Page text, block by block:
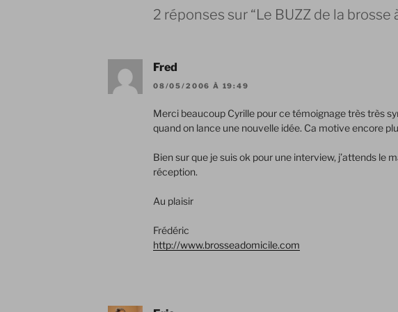
2 réponses sur “Le BUZZ de la brosse
Fred
08/05/2006 À 19:49
Merci beaucoup Cyrille pour ce témoignage très très
quand on lance une nouvelle idée. Ca motive encore
Bien sur que je suis ok pour une interview, j’attends le
réception.
Au plaisir
Frédéric
http://www.brosseadomicile.com